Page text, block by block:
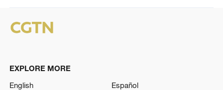
EXPLORE MORE
English
Español